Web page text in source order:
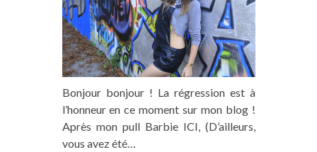
Bonjour bonjour ! La régression est à
l’honneur en ce moment sur mon blog !
Après mon pull Barbie ICI, (D’ailleurs,
vous avez été…